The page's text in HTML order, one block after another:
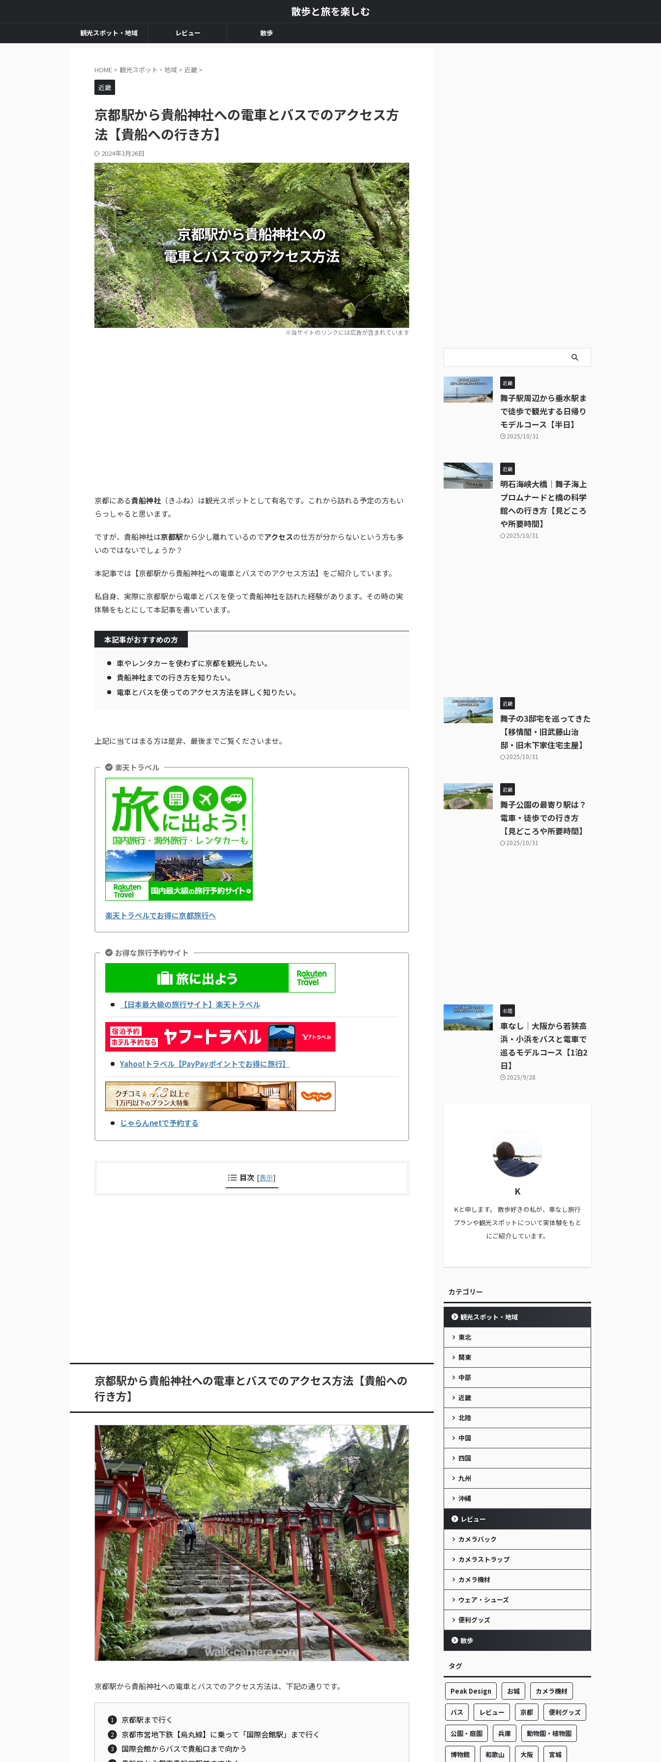
散歩と旅を楽しむ
観光スポット・地域 レビュー 散歩
HOME > 観光スポット・地域 > 近畿 >
近畿
京都駅から貴船神社への電車とバスでのアクセス方
法【貴船への行き方】
2024年3月26日
京都にある貴船神社 （きふね）は観光スポットとして有名です。これから訪れる予定の方もい
らっしゃると思います。
ですが、貴船神社は京都駅から少し離れているのでアクセスの仕方が分からないという方も多
いのではないでしょうか？
本記事では【京都駅から貴船神社への電車とバスでのアクセス方法】をご紹介しています。
私自身、実際に京都駅から電車とバスを使って貴船神社を訪れた経験があります。その時の実
体験をもとにして本記事を書いています。
本記事がおすすめの方
車やレンタカーを使わずに京都を観光したい。
貴船神社までの行き方を知りたい。
電車とバスを使ってのアクセス方法を詳しく知りたい。
上記に当てはまる方は是非、最後までご覧くださいませ。
楽天トラベル
楽天トラベルでお得に京都旅行へ
お得な旅行予約サイト
【日本最大級の旅行サイト】楽天トラベル
Yahoo!トラベル【PayPayポイントでお得に旅行】
じゃらんnetで予約する
目次 [表示]
京都駅から貴船神社への電車とバスでのアクセス方法【貴船への
行き方】
京都駅から貴船神社への電車とバスでのアクセス方法は、下記の通りです。
京都駅まで行く
京都市営地下鉄【烏丸線】に乗って「国際会館駅」まで行く
国際会館からバスで貴船口まで向かう
近畿
舞子駅周辺から垂水駅ま
で徒歩で観光する日帰り
モデルコース【半日】
2025/10/31
近畿
明石海峡大橋｜舞子海上
プロムナードと橋の科学
館への行き方【見どころ
や所要時間】
2025/10/31
近畿
舞子の3邸宅を巡ってきた
【移情閣・旧武藤山治
邸・旧木下家住宅主屋】
2025/10/31
近畿
舞子公園の最寄り駅は？
電車・徒歩での行き方
【見どころや所要時間】
2025/10/31
北陸
車なし｜大阪から若狭高
浜・小浜をバスと電車で
巡るモデルコース【1泊2
日】
2025/9/28
K
Kと申します。 散歩好きの私が、車なし旅行
プランや観光スポットについて実体験をもと
にご紹介しています。
カテゴリー
観光スポット・地域
東北
関東
中部
近畿
北陸
中国
四国
九州
沖縄
レビュー
カメラバック
カメラストラップ
カメラ機材
ウェア・シューズ
便利グッズ
散歩
タグ
Peak Design お城 カメラ機材
バス レビュー 京都 便利グッズ
公園・庭園 兵庫 動物園・植物園
博物館 和歌山 大阪 宮城